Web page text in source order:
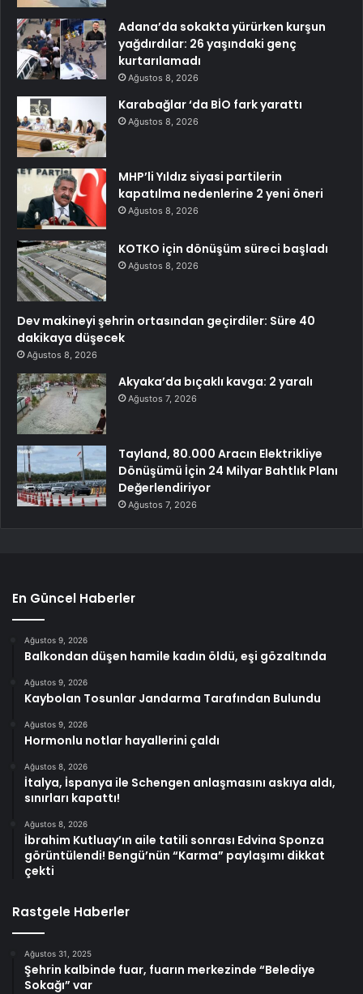
Adana’da sokakta yürürken kurşun
yağdırdılar: 26 yaşındaki genç
kurtarılamadı
Ağustos 8, 2026
Karabağlar ‘da BİO fark yarattı
Ağustos 8, 2026
MHP’li Yıldız siyasi partilerin
kapatılma nedenlerine 2 yeni öneri
Ağustos 8, 2026
KOTKO için dönüşüm süreci başladı
Ağustos 8, 2026
Dev makineyi şehrin ortasından geçirdiler: Süre 40
dakikaya düşecek
Ağustos 8, 2026
Akyaka’da bıçaklı kavga: 2 yaralı
Ağustos 7, 2026
Tayland, 80.000 Aracın Elektrikliye
Dönüşümü İçin 24 Milyar Bahtlık Planı
Değerlendiriyor
Ağustos 7, 2026
En Güncel Haberler
Ağustos 9, 2026
Balkondan düşen hamile kadın öldü, eşi gözaltında
Ağustos 9, 2026
Kaybolan Tosunlar Jandarma Tarafından Bulundu
Ağustos 9, 2026
Hormonlu notlar hayallerini çaldı
Ağustos 8, 2026
İtalya, İspanya ile Schengen anlaşmasını askıya aldı,
sınırları kapattı!
Ağustos 8, 2026
İbrahim Kutluay’ın aile tatili sonrası Edvina Sponza
görüntülendi! Bengü’nün “Karma” paylaşımı dikkat
çekti
Rastgele Haberler
Ağustos 31, 2025
Şehrin kalbinde fuar, fuarın merkezinde “Belediye
Sokağı” var